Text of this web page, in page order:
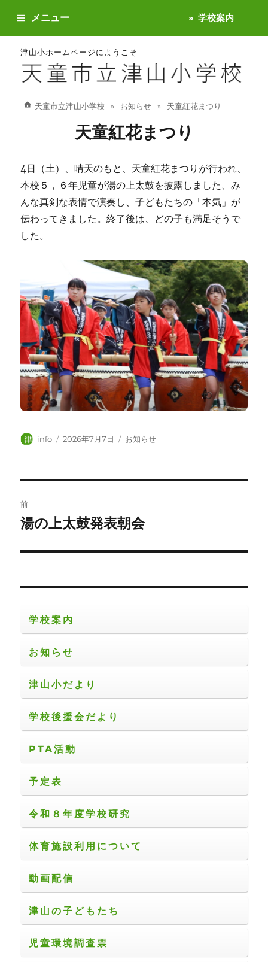
津山小ホームページにようこそ
メニュー 学校案内
天童市立津山小学校 お知らせ 天童紅花まつり
天童紅花まつり
4日（土）、晴天のもと、天童紅花まつりが行われ、
本校５，６年児童が湯の上太鼓を披露しました、み
んな真剣な表情で演奏し、子どもたちの「本気」が
伝わってきました。終了後は、どの子も満足そうで
した。
投
info
投
2026年7月7日
カ
お知らせ
稿
ゲ
ー
シ
ョ
ン
前
前
投
湯の上太鼓発表朝会
学校案内
お知らせ
津山小だより
学校後援会だより
PTA活動
予定表
令和８年度学校研究
体育施設利用について
動画配信
津山の子どもたち
児童環境調査票